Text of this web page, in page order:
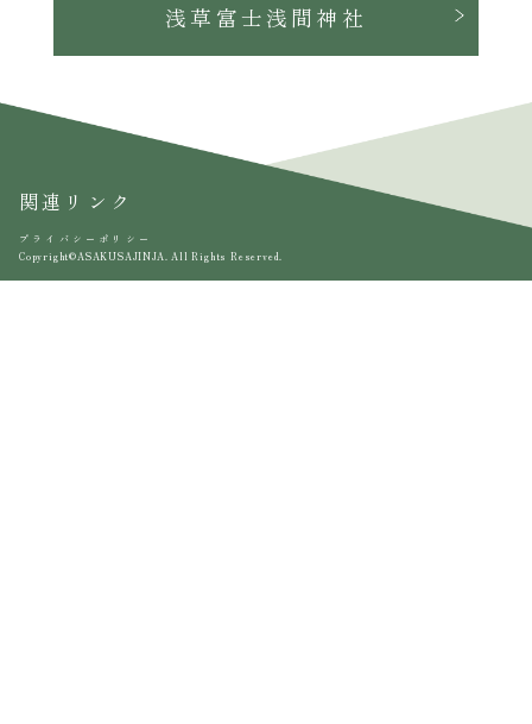
設備その他備品について、汚損、破損、紛失した場
浅草富士浅間神社
関連リンク
プライバシーポリシー
Copyright©ASAKUSAJINJA. All Rights Reserved.